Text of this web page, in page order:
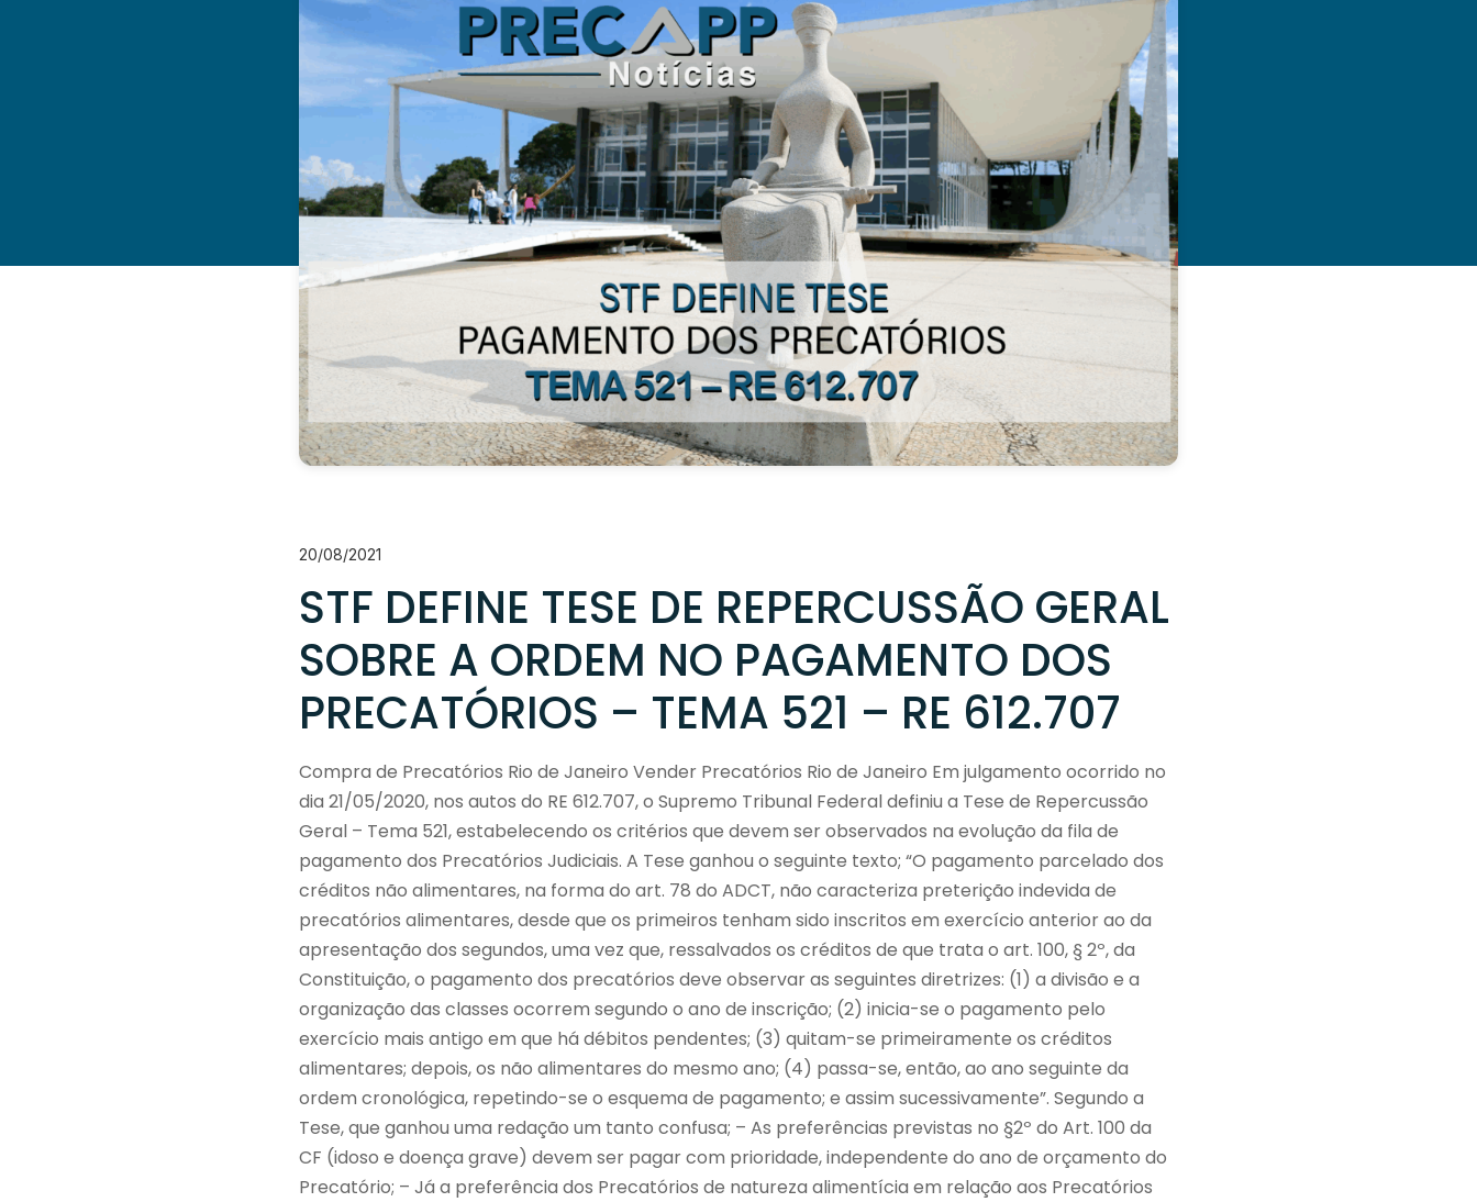
20/08/2021
STF DEFINE TESE DE REPERCUSSÃO GERAL
SOBRE A ORDEM NO PAGAMENTO DOS
PRECATÓRIOS – TEMA 521 – RE 612.707
Compra de Precatórios Rio de Janeiro Vender Precatórios Rio de Janeiro Em julgamento ocorrido no
dia 21/05/2020, nos autos do RE 612.707, o Supremo Tribunal Federal definiu a Tese de Repercussão
Geral – Tema 521, estabelecendo os critérios que devem ser observados na evolução da fila de
pagamento dos Precatórios Judiciais. A Tese ganhou o seguinte texto; “O pagamento parcelado dos
créditos não alimentares, na forma do art. 78 do ADCT, não caracteriza preterição indevida de
precatórios alimentares, desde que os primeiros tenham sido inscritos em exercício anterior ao da
apresentação dos segundos, uma vez que, ressalvados os créditos de que trata o art. 100, § 2º, da
Constituição, o pagamento dos precatórios deve observar as seguintes diretrizes: (1) a divisão e a
organização das classes ocorrem segundo o ano de inscrição; (2) inicia-se o pagamento pelo
exercício mais antigo em que há débitos pendentes; (3) quitam-se primeiramente os créditos
alimentares; depois, os não alimentares do mesmo ano; (4) passa-se, então, ao ano seguinte da
ordem cronológica, repetindo-se o esquema de pagamento; e assim sucessivamente”. Segundo a
Tese, que ganhou uma redação um tanto confusa; – As preferências previstas no §2º do Art. 100 da
CF (idoso e doença grave) devem ser pagar com prioridade, independente do ano de orçamento do
Precatório; – Já a preferência dos Precatórios de natureza alimentícia em relação aos Precatórios